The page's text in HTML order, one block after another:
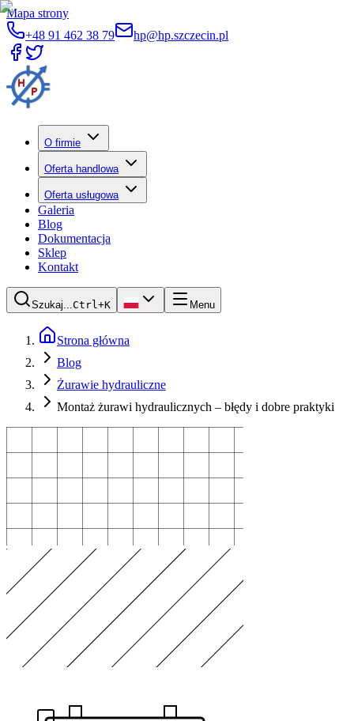
Mapa strony
+48 91 462 38 79
hp@hp.szczecin.pl
O firmie
Oferta handlowa
Oferta usługowa
Galeria
Blog
Dokumentacja
Sklep
Kontakt
Szukaj...Ctrl+K Menu
Strona główna
Blog
Żurawie hydrauliczne
Montaż żurawi hydraulicznych – błędy i dobre praktyki